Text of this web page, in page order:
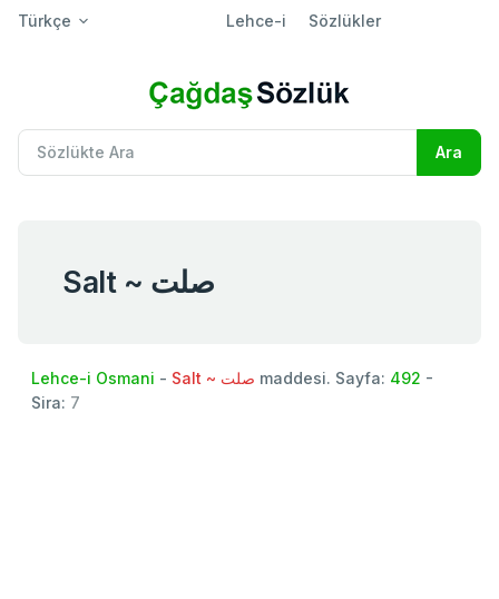
Türkçe Lehce-i Sözlükler
Salt ~ صلت
Lehce-i Osmani - Salt ~ صلت maddesi. Sayfa: 492 -
Sira: 7